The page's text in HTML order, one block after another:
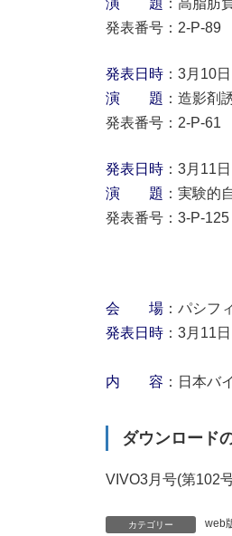
演 題 ：高脂肪
発表番号：2-P-89
発表日時 ：3月10
演 題 ：造影剤
発表番号：2-P-61
発表日時 ：3月11
演 題 ：実験的
発表番号：3-P-125
会 場 ：パシフ
発表日時 ：3月11
内 容 ：日本バ
ダウンロード
VIVO3月号(第102
カテゴリー web